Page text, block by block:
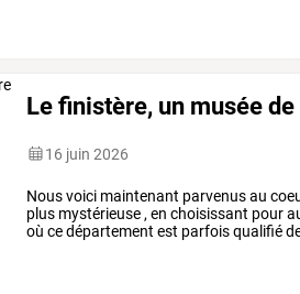
Le finistère, un musée
16 juin 2026
Nousvoici maintenant parvenusau
plus mystérieuse , en choisissant pour
où cedépartement est parfoisqualifié